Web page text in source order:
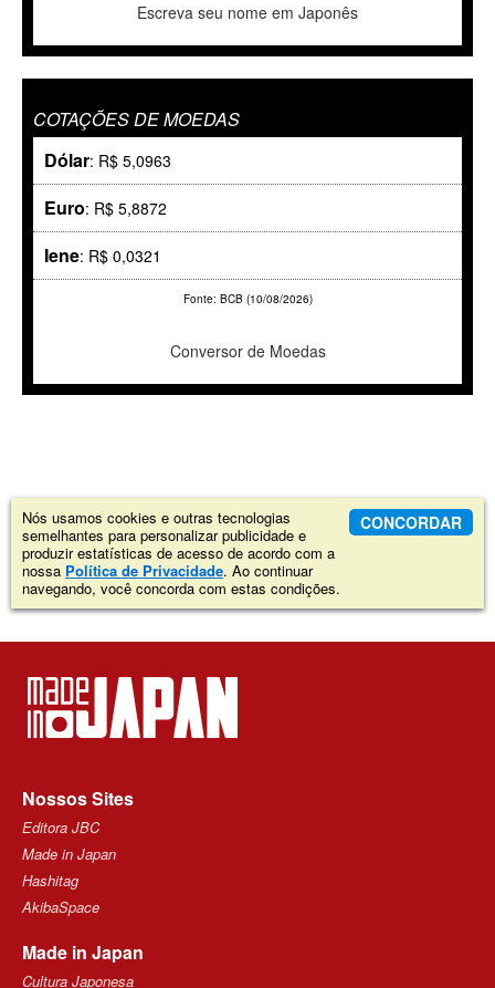
Escreva seu nome em Japonês
COTAÇÕES DE MOEDAS
Dólar: R$ 5,0963
Euro: R$ 5,8872
Iene: R$ 0,0321
Fonte: BCB (10/08/2026)
Conversor de Moedas
Nós usamos cookies e outras tecnologias
semelhantes para personalizar publicidade e
produzir estatísticas de acesso de acordo com a
nossa Política de Privacidade. Ao continuar
navegando, você concorda com estas condições.
CONCORDAR
Nossos Sites
Editora JBC
Made in Japan
Hashitag
AkibaSpace
Made in Japan
Cultura Japonesa